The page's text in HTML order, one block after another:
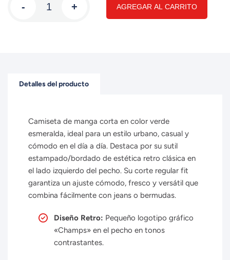
- + AGREGAR AL CARRITO
Detalles del producto
Camiseta de manga corta en color verde
esmeralda, ideal para un estilo urbano, casual y
cómodo en el día a día. Destaca por su sutil
estampado/bordado de estética retro clásica en
el lado izquierdo del pecho. Su corte regular fit
garantiza un ajuste cómodo, fresco y versátil que
combina fácilmente con jeans o bermudas.
Diseño Retro: Pequeño logotipo gráfico
«Champs» en el pecho en tonos
contrastantes.